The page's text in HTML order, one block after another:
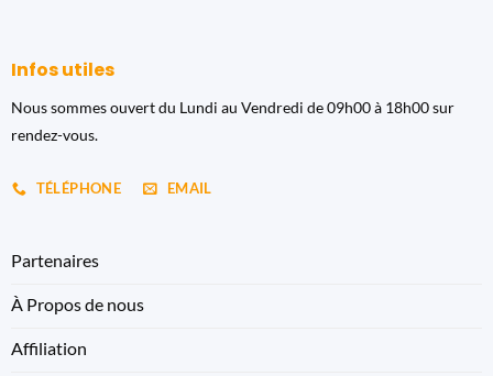
Infos utiles
Nous sommes ouvert du Lundi au Vendredi de 09h00 à 18h00 sur
rendez-vous.
TÉLÉPHONE EMAIL
Partenaires
À Propos de nous
Affiliation